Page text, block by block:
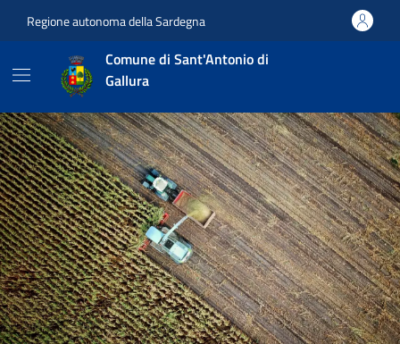
Regione autonoma della Sardegna
Comune di Sant'Antonio di
Gallura